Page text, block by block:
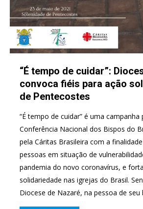
“É tempo de cuidar”:
convoca fiéis para ação
de Pentecostes
“É tempo de cuidar” é uma
Conferência Nacional dos Bispos do
pela Cáritas Brasileira com a
pessoas em situação de
pandemia do novo coronavírus, e
solidariedade nas igrejas do Brasil.
Diocese de Nazaré, na pessoa de seu